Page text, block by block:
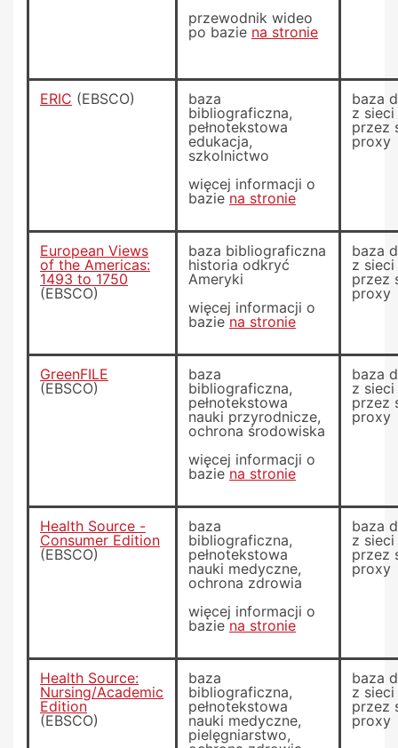
przewodnik wideo
po bazie na stronie
ERIC (EBSCO)
baza
bibliograficzna,
pełnotekstowa
edukacja,
szkolnictwo
więcej informacji o
baziena stronie
baza
z
przez
proxy
European Views
of the Americas:
1493 to 1750
(EBSCO)
baza bibliograficzna
historia odkryć
Ameryki
więcej informacji o
baziena stronie
baza
z
przez
proxy
GreenFILE
(EBSCO)
baza
bibliograficzna,
pełnotekstowa
nauki przyrodnicze,
ochrona środowiska
więcej informacji o
baziena stronie
baza
z
przez
proxy
Health Source -
Consumer Edition
(EBSCO)
baza
bibliograficzna,
pełnotekstowa
nauki medyczne,
ochrona zdrowia
więcej informacji o
baziena stronie
baza
z
przez
proxy
Health Source:
Nursing/Academic
Edition
(EBSCO)
baza
bibliograficzna,
pełnotekstowa
nauki medyczne,
pielęgniarstwo,
baza
z
przez
proxy